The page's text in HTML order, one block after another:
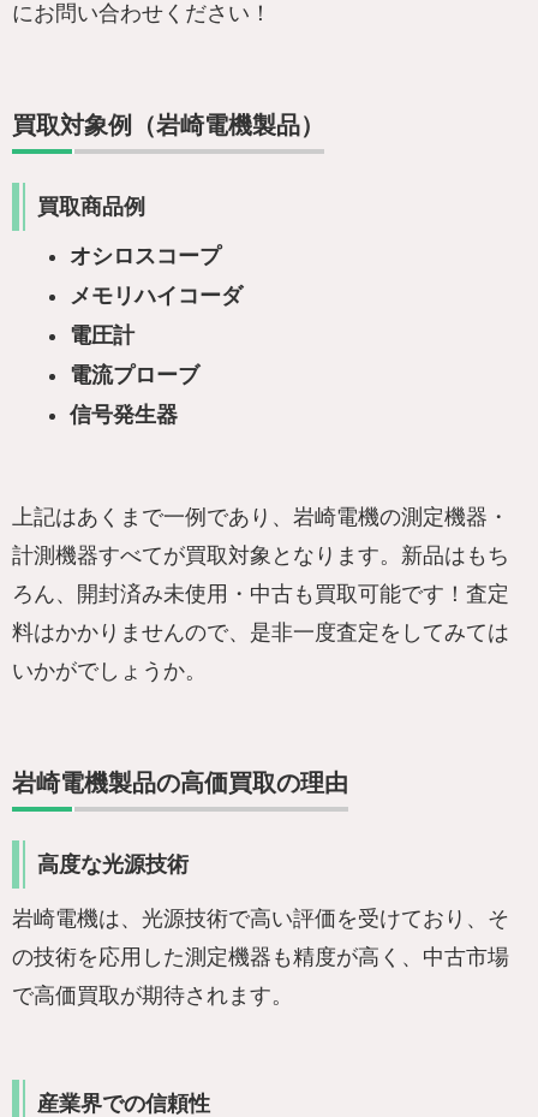
にお問い合わせください！
買取対象例（岩崎電機製品）
買取商品例
オシロスコープ
メモリハイコーダ
電圧計
電流プローブ
信号発生器
上記はあくまで一例であり、岩崎電機の測定機器・
計測機器すべてが買取対象となります。新品はもち
ろん、開封済み未使用・中古も買取可能です！査定
料はかかりませんので、是非一度査定をしてみては
いかがでしょうか。
岩崎電機製品の高価買取の理由
高度な光源技術
岩崎電機は、光源技術で高い評価を受けており、そ
の技術を応用した測定機器も精度が高く、中古市場
で高価買取が期待されます。
産業界での信頼性